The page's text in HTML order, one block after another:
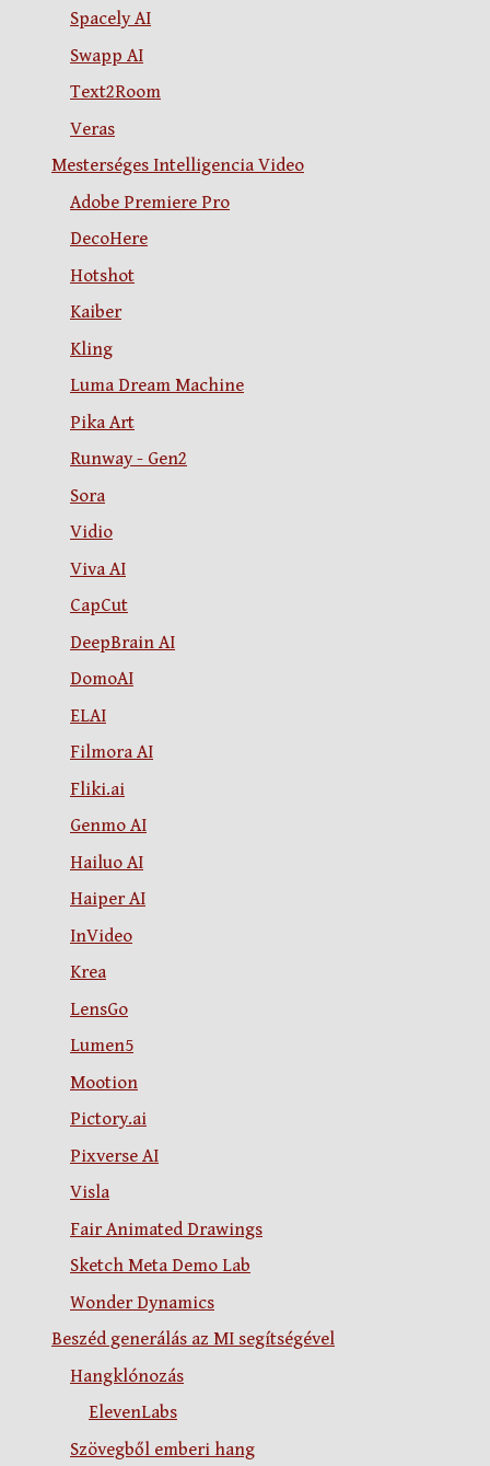
Spacely AI
Swapp AI
Text2Room
Veras
Mesterséges Intelligencia Video
Adobe Premiere Pro
DecoHere
Hotshot
Kaiber
Kling
Luma Dream Machine
Pika Art
Runway - Gen2
Sora
Vidio
Viva AI
CapCut
DeepBrain AI
DomoAI
ELAI
Filmora AI
Fliki.ai
Genmo AI
Hailuo AI
Haiper AI
InVideo
Krea
LensGo
Lumen5
Mootion
Pictory.ai
Pixverse AI
Visla
Fair Animated Drawings
Sketch Meta Demo Lab
Wonder Dynamics
Beszéd generálás az MI segítségével
Hangklónozás
ElevenLabs
Szövegből emberi hang